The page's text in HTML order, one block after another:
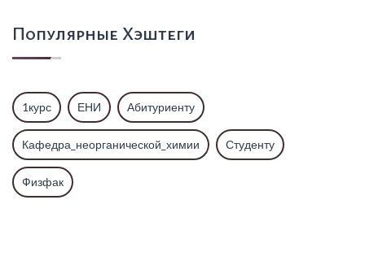
Популярные Хэштеги
1курс ЕНИ Абитуриенту
Кафедра_неорганической_химии Студенту
Физфак